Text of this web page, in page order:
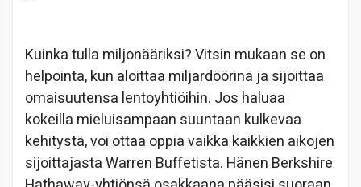
Kuinka tulla miljonääriksi? Vitsin mukaan se on
helpointa, kun aloittaa miljardöörinä ja sijoittaa
omaisuutensa lentoyhtiöihin. Jos haluaa
kokeilla mieluisampaan suuntaan kulkevaa
kehitystä, voi ottaa oppia vaikka kaikkien aikojen
sijoittajasta Warren Buffetista. Hänen Berkshire